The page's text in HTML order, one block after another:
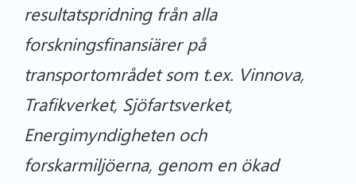
resultatspridning från alla
forskningsfinansiärer på
transportområdet som t.ex. Vinnova,
Trafikverket, Sjöfartsverket,
Energimyndigheten och
forskarmiljöerna, genom en ökad